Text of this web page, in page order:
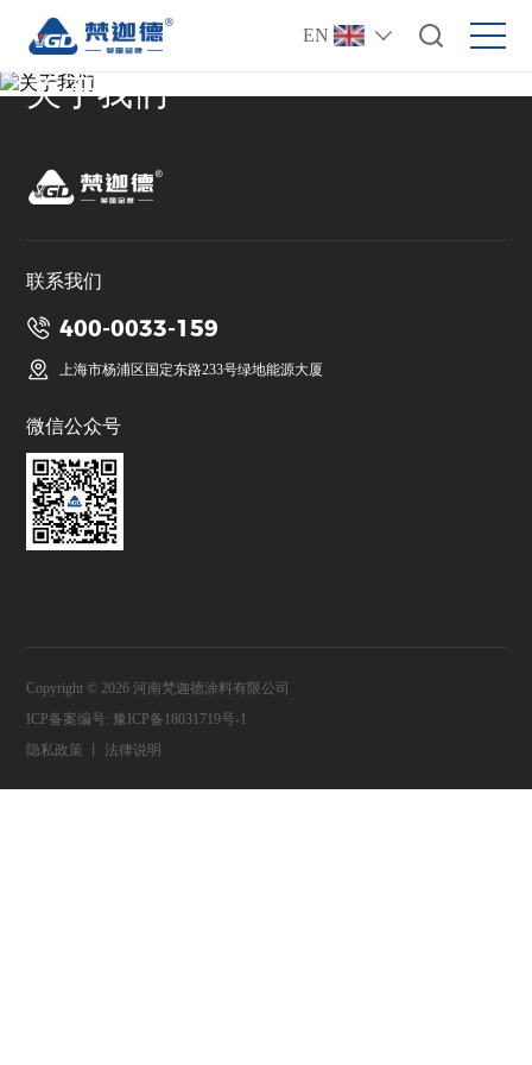
EN
关于我们
联系我们
400-0033-159
上海市杨浦区国定东路233号绿地能源大厦
微信公众号
Copyright © 2026 河南梵迦德涂料有限公司
ICP备案编号: 豫ICP备18031719号-1
隐私政策
法律说明